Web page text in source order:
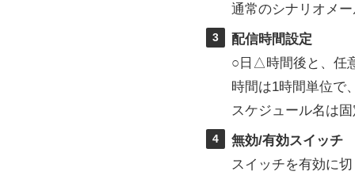
通常のシナリオメ
3
配信時間設定
○日△時間後と、任
時間は1時間単位で
スケジュール名は
4
無効/有効スイッチ
スイッチを有効に